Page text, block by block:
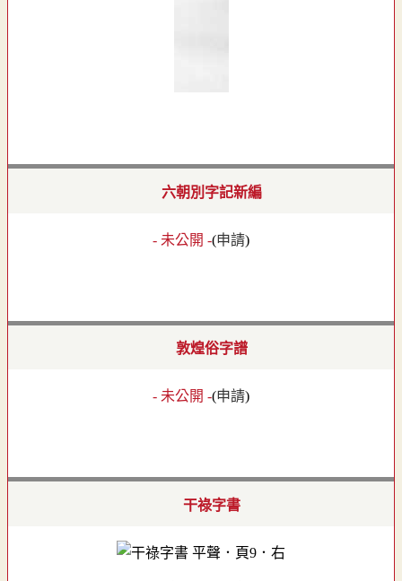
六朝別字記新編
- 未公開 -(申請)
敦煌俗字譜
- 未公開 -(申請)
干祿字書